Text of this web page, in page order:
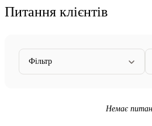
Питання клієнтів
Фільтр
Немає